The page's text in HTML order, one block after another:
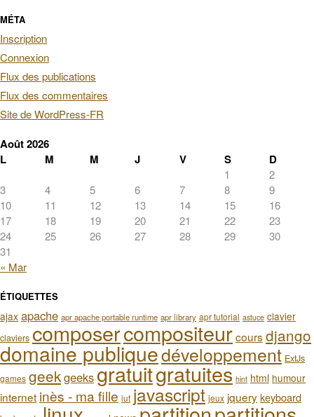
MÉTA
Inscription
Connexion
Flux des publications
Flux des commentaires
Site de WordPress-FR
Août 2026
L
M M J V S D
1
2
3
4 5 6 7 8
9
10
11 12 13 14 15
16
17
18 19 20 21 22
23
24
25 26 27 28 29
30
31
« Mar
ÉTIQUETTES
ajax apache apr apache portable runtime apr library apr tutorial astuce clavier
claviers composercompositeurcours django
domaine publiquedéveloppement ExtJs
games geekgeeksgratuitgratuites hint html humour
internet inès - ma fille iut javascript jeux jquerykeyboard